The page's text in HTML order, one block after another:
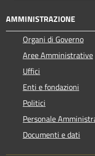
AMMINISTRAZIONE
Organi di Governo
Aree Amministrative
Uffici
Enti e fondazioni
Politici
Personale
Documenti e dati